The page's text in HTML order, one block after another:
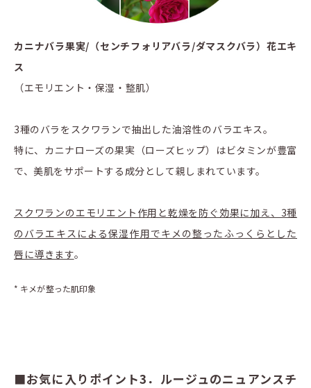
カニナバラ果実/（センチフォリアバラ/ダマスクバラ）花エキ
ス
（エモリエント・保湿・整肌）
3種のバラをスクワランで抽出した油溶性のバラエキス。
特に、カニナローズの果実（ローズヒップ）はビタミンが豊富
で、美肌をサポートする成分として親しまれています。
スクワランのエモリエント作用と乾燥を防ぐ効果に加え、3種
のバラエキスによる保湿作用でキメの整ったふっくらとした
唇に導きます。
* キメが整った肌印象
■お気に入りポイント3．ルージュのニュアンスチ